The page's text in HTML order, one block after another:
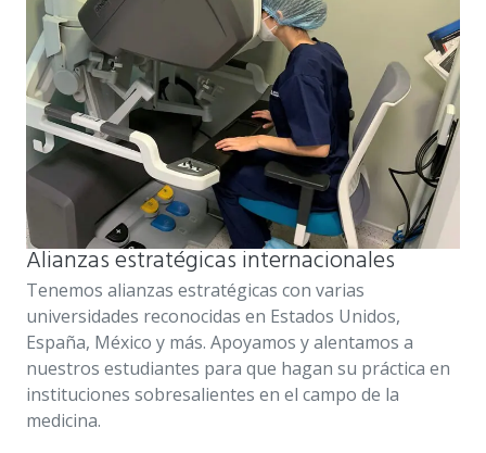
Alianzas estratégicas internacionales
Tenemos alianzas estratégicas con varias
universidades reconocidas en Estados Unidos,
España, México y más. Apoyamos y alentamos a
nuestros estudiantes para que hagan su práctica en
instituciones sobresalientes en el campo de la
medicina.